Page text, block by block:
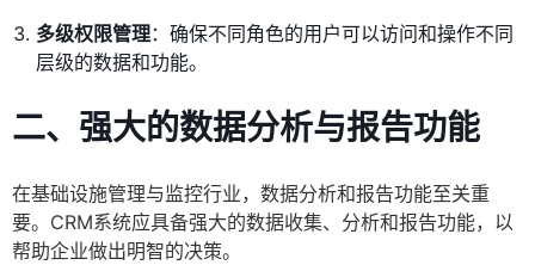
多级权限管理：确保不同角色的用户可以访问和操作不同
层级的数据和功能。
二、强大的数据分析与报告功能
在基础设施管理与监控行业，数据分析和报告功能至关重
要。CRM系统应具备强大的数据收集、分析和报告功能，以
帮助企业做出明智的决策。